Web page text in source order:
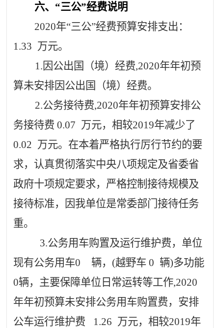
六、 “三公”经费说明
2020年“三公”经费预算安排支出：
1.33 万元。
1.因公出国（境）经费,2020年年初预
算未安排因公出国（境）经费。
2.公务接待费,2020年年初预算安排公
务接待费0.07 万元，相较2019年减少了
0.02 万元。在本着严格执行厉行节约的要
求，认真贯彻落实中央八项规定及省委省
政府十项规定要求，严格控制接待规模及
接待标准，因我单位是常委部门接待任务
重。
3.公务用车购置及运行维护费，单位
现有公务用车0 辆， (越野车0 辆)多功能
0辆，主要保障单位日常运转等工作,2020
年年初预算未安排公务用车购置费，安排
公车运行维护费 1.26 万元，相较2019年